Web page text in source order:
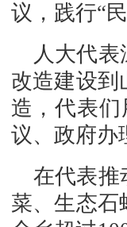
议，践行“
人大代
改造建设到
造，代表
议、政府办
在代表推
菜、生态石